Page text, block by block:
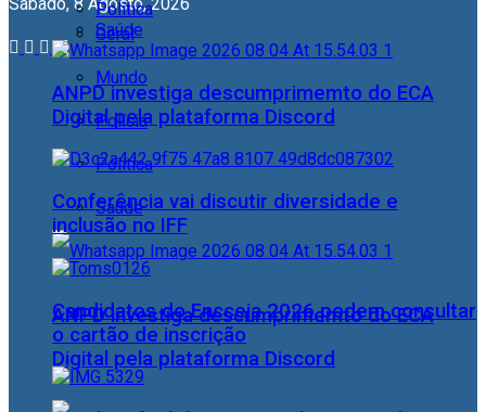
Geral
Mundo
Polícia
Política
Saúde
ANPD investiga descumprimemto do ECA
Digital pela plataforma Discord
Política
Saúde
ANPD investiga descumprimemto do ECA
Digital pela plataforma Discord
Conferência vai discutir diversidade e
inclusão no IFF
Candidatos do Encceja 2026 podem consultar
o cartão de inscrição